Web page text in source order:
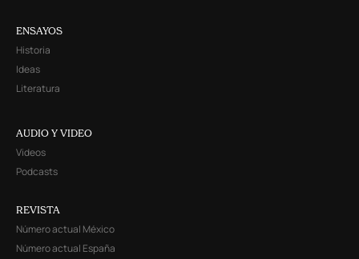
ENSAYOS
Historia
Ideas
Literatura
AUDIO Y VIDEO
Videos
Podcasts
REVISTA
Número actual México
Número actual España